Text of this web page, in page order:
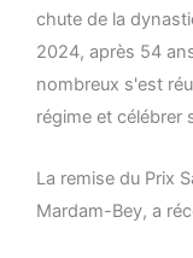
chute de la
2024, après 54
nombreux s'est
régime et célébrer
La remise du Prix
Mardam-Bey, a